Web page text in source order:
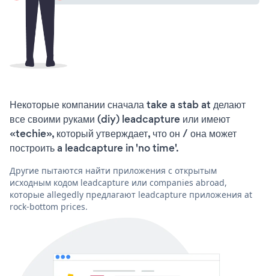
Некоторые компании сначала take a stab at делают
все своими руками (diy) leadcapture или имеют
«techie», который утверждает, что он / она может
построить a leadcapture in 'no time'.
Другие пытаются найти приложения с открытым
исходным кодом leadcapture или companies abroad,
которые allegedly предлагают leadcapture приложения at
rock-bottom prices.